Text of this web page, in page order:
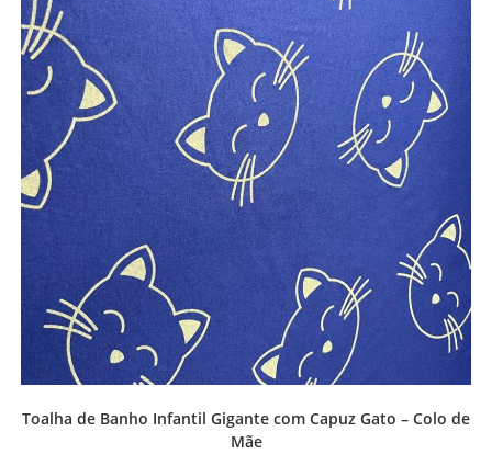
Toalha de Banho Infantil Gigante com Capuz Gato – Colo de
Mãe